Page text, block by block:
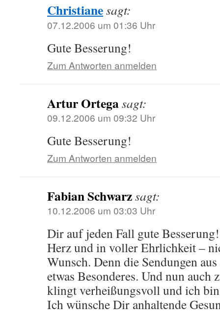
Christianesagt:
07.12.2006 um 01:36 Uhr
Gute Besserung!
Zum Antworten anmelden
Artur Ortegasagt:
09.12.2006 um 09:32 Uhr
Gute Besserung!
Zum Antworten anmelden
Fabian Schwarzsagt:
10.12.2006 um 03:03 Uhr
Dir auf jeden Fall gute
Herz und in voller Ehrlichkeit –
Wunsch. Denn die Sendungen
etwas Besonderes. Und nun
klingt verheißungsvoll und ich bin
Ich wünsche Dir anhaltende